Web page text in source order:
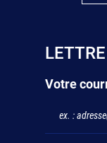
LETTRE
Votre